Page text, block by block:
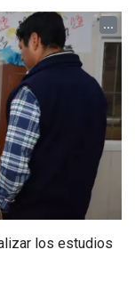
...
los estudios